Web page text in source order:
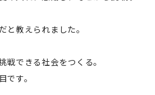
と教えられました。
戦できる社会をつくる。
です。